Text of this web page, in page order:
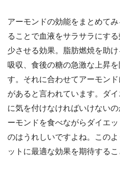
アーモンドの効能をまとめて
ることで血液をサラサラにす
少させる効果。脂肪燃焼を助
吸収、食後の糖の急激な上昇
す。それに合わせてアーモン
があると言われています。ダ
に気を付けなければいけない
ーモンドを食べながらダイエ
のはうれしいですよね。この
ットに最適な効果を期待するこ